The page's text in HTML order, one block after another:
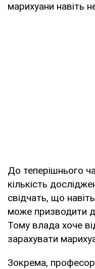
марихуани навіть
До теперішнього
кількість
свідчать, що
може призводити
Тому влада хоче
зарахувати
Зокрема,